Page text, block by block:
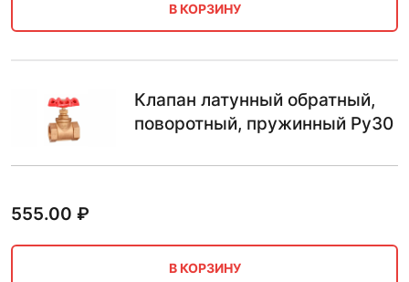
В КОРЗИНУ
Клапан латунный обратный,
поворотный, пружинный Ру30
555.00 ₽
В КОРЗИНУ